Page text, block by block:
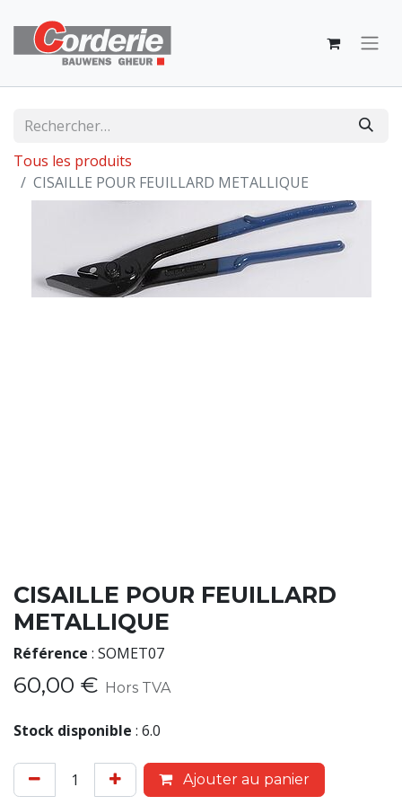
Tous les produits
CISAILLE POUR FEUILLARD METALLIQUE
CISAILLE POUR FEUILLARD
METALLIQUE
Référence : SOMET07
60,00 € Hors TVA
Stock disponible : 6.0
Ajouter au panier